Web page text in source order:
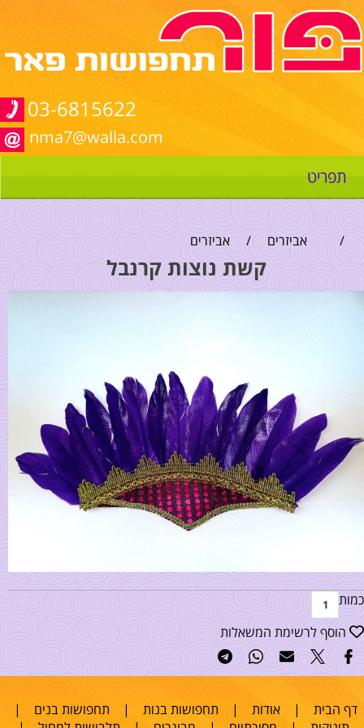
03-6815622
nma7@walla.com
תפריט
/ אביזרים / אביזרים
קשת נוצות קרנבל
כמות
הוסף לרשימת המשאלות
דף הבית |אודות | תחפושות בנות | תחפושות בנים |